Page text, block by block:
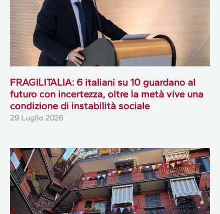
FRAGILITALIA: 6 italiani su 10 guardano al
futuro con incertezza, oltre la metà vive una
condizione di instabilità sociale
29 Luglio 2026